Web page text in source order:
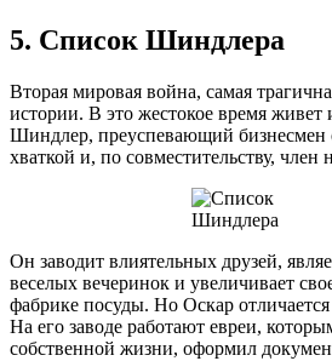
5. Список Шиндлера
Вторая мировая война, самая
истории. В это жестокое время живет
Шиндлер, преуспевающий бизнесмен
хваткой и, по совместительству, член
Он заводит влиятельных друзей,
веселых вечеринок и увеличивает
фабрике посуды. Но Оскар
На его заводе работают евреи,
собственной жизни, оформил